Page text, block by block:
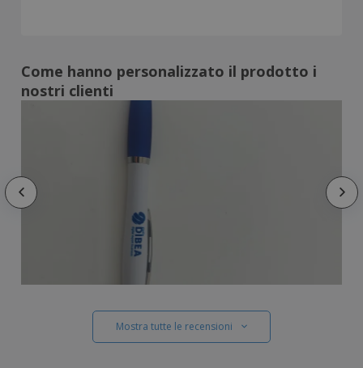
Come hanno personalizzato il prodotto i
nostri clienti
Mostra tutte le recensioni